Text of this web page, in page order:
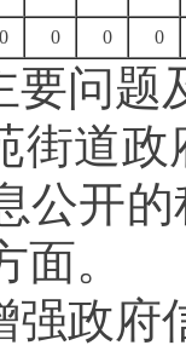
0 0 0 0
要问题
街道政
公开的
。
强政